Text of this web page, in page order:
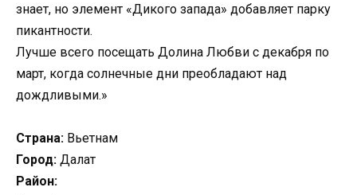
знает, но элемент «Дикого запада» добавляет парку
пикантности.
Лучше всего посещать Долина Любви с декабря по
март, когда солнечные дни преобладают над
дождливыми.»
Страна: Вьетнам
Город: Далат
Район: